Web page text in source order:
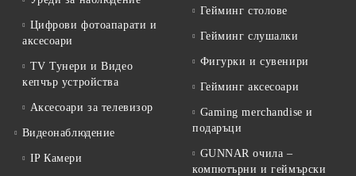
Цифрови фотоапарати и
аксесоари
TV Тунери и Видео
кепчър устройства
Аксесоари за телевизор
Видеонаблюдение
IP Камери
Гейминг столове
Гейминг слушалки
Фигурки и сувенири
Гейминг аксесоари
Gaming merchandise и
подаръци
GUNNAR очила –
компютърни и геймърски